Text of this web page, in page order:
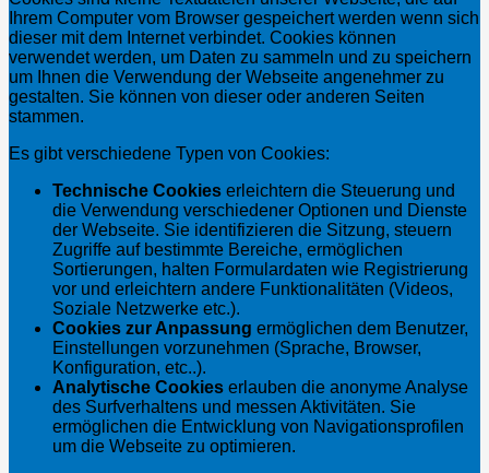
Ihrem Computer vom Browser gespeichert werden wenn sich
dieser mit dem Internet verbindet. Cookies können
verwendet werden, um Daten zu sammeln und zu speichern
um Ihnen die Verwendung der Webseite angenehmer zu
gestalten. Sie können von dieser oder anderen Seiten
stammen.
Es gibt verschiedene Typen von Cookies:
Technische Cookies erleichtern die Steuerung und
die Verwendung verschiedener Optionen und Dienste
der Webseite. Sie identifizieren die Sitzung, steuern
Zugriffe auf bestimmte Bereiche, ermöglichen
Sortierungen, halten Formulardaten wie Registrierung
vor und erleichtern andere Funktionalitäten (Videos,
Soziale Netzwerke etc.).
Cookies zur Anpassung ermöglichen dem Benutzer,
Einstellungen vorzunehmen (Sprache, Browser,
Konfiguration, etc..).
Analytische Cookies erlauben die anonyme Analyse
des Surfverhaltens und messen Aktivitäten. Sie
ermöglichen die Entwicklung von Navigationsprofilen
um die Webseite zu optimieren.